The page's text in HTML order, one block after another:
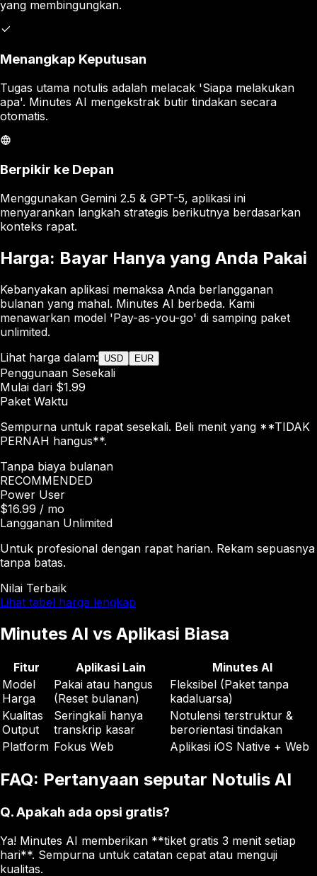
yang membingungkan.
Menangkap Keputusan
Tugas utama notulis adalah melacak 'Siapa melakukan
apa'. Minutes AI mengekstrak butir tindakan secara
otomatis.
Berpikir ke Depan
Menggunakan Gemini 2.5 & GPT-5, aplikasi ini
menyarankan langkah strategis berikutnya berdasarkan
konteks rapat.
Harga: Bayar Hanya yang Anda Pakai
Kebanyakan aplikasi memaksa Anda berlangganan
bulanan yang mahal. Minutes AI berbeda. Kami
menawarkan model 'Pay-as-you-go' di samping paket
unlimited.
Lihat harga dalam:
USD EUR
Penggunaan Sesekali
Mulai dari $1.99
Paket Waktu
Sempurna untuk rapat sesekali. Beli menit yang **TIDAK
PERNAH hangus**.
Tanpa biaya bulanan
RECOMMENDED
Power User
$16.99 / mo
Langganan Unlimited
Untuk profesional dengan rapat harian. Rekam sepuasnya
tanpa batas.
Nilai Terbaik
Lihat tabel harga lengkap
Minutes AI vs Aplikasi Biasa
Fitur Aplikasi Lain
Minutes AI
Model
Harga
Pakai atau hangus
(Reset bulanan)
Fleksibel (Paket tanpa
kadaluarsa)
Kualitas
Output
Seringkali hanya
transkrip kasar
Notulensi terstruktur &
berorientasi tindakan
Platform Fokus Web Aplikasi iOS Native + Web
FAQ: Pertanyaan seputar Notulis AI
Q.Apakah ada opsi gratis?
Ya! Minutes AI memberikan **tiket gratis 3 menit setiap
hari**. Sempurna untuk catatan cepat atau menguji
kualitas.